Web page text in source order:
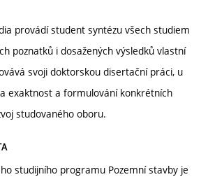
provádí student syntézu všech studiem
poznatků i dosažených výsledků vlastní
svoji doktorskou disertační práci, u
exaktnost a formulování konkrétních
studovaného oboru.
studijního programu Pozemní stavby je